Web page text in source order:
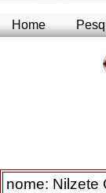
Home
nome: Nilzete